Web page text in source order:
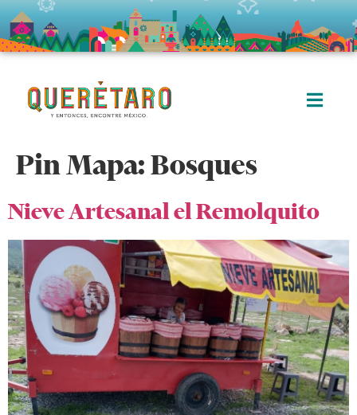
Pin Mapa:Bosques
Nieve Artesanal el Remolquito